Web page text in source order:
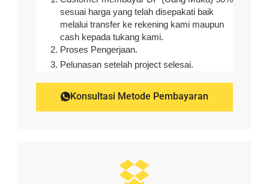
sesuai harga yang telah disepakati baik
melalui transfer ke rekening kami maupun
cash kepada tukang kami.
Proses Pengerjaan.
Pelunasan setelah project selesai.
Konsultasi Metode Pembayaran